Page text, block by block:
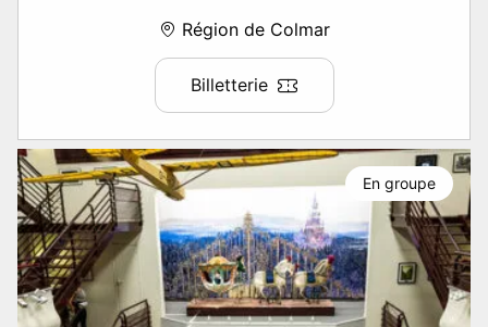
Région de Colmar
Billetterie
En groupe